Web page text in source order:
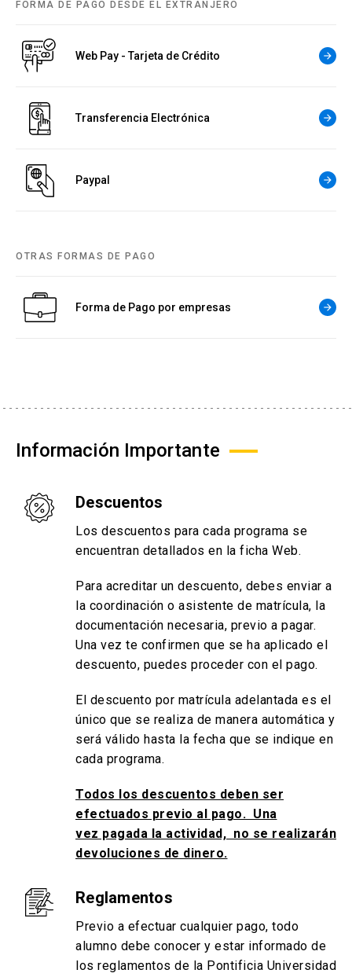
FORMA DE PAGO DESDE EL EXTRANJERO
Web Pay - Tarjeta de Crédito arrow_forward
Transferencia Electrónica arrow_forward
Paypal arrow_forward
OTRAS FORMAS DE PAGO
Forma de Pago por empresas arrow_forward
Información Importante
Descuentos
Los descuentos para cada programa se
encuentran detallados en la ficha Web.
Para acreditar un descuento, debes enviar a
la coordinación o asistente de matrícula, la
documentación necesaria, previo a pagar.
Una vez te confirmen que se ha aplicado el
descuento, puedes proceder con el pago.
El descuento por matrícula adelantada es el
único que se realiza de manera automática y
será válido hasta la fecha que se indique en
cada programa.
Todos los descuentos deben ser
efectuados previo al pago. Una
vez pagada la actividad, no se realizarán
devoluciones de dinero.
Reglamentos
Previo a efectuar cualquier pago, todo
alumno debe conocer y estar informado de
los reglamentos de la Pontificia Universidad